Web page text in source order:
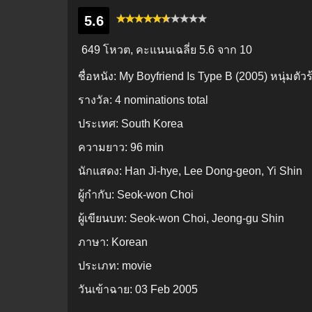
5.6
649 โหวต, คะแนนเฉลี่ย 5.6 จาก 10
ชื่อหนัง: My Boyfriend Is Type B (2005) หนุ่มตัว
รางวัล: 4 nominations total
ประเทศ: South Korea
ความยาว: 96 min
นักแสดง: Han Ji-hye, Lee Dong-geon, Yi Shin
ผู้กำกับ: Seok-won Choi
ผู้เขียนบท: Seok-won Choi, Jeong-gu Shin
ภาษา: Korean
ประเภท: movie
วันเข้าฉาย: 03 Feb 2005